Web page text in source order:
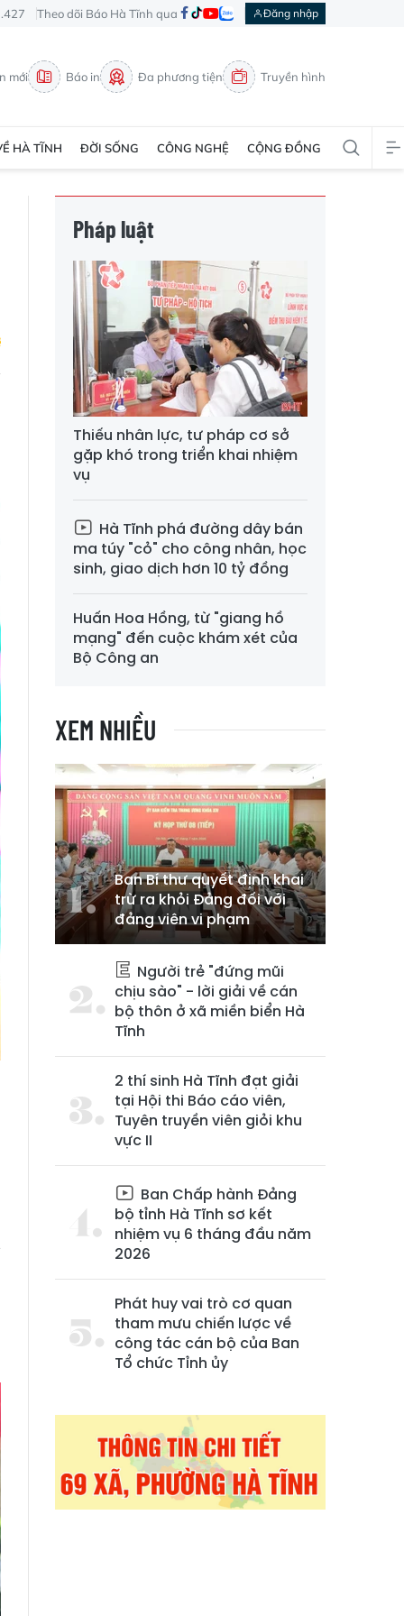
Theo dõi Báo Hà Tĩnh qua Đăng nhập
mới Báo in Đa phương tiện Truyền hình
HÀ TĨNH ĐỜI SỐNG CÔNG NGHỆ CỘNG ĐỒNG
Pháp luật
Thiếu nhân lực, tư pháp cơ sở
gặp khó trong triển khai nhiệm
vụ
Hà Tĩnh phá đường dây bán
ma túy "cỏ" cho công nhân, học
sinh, giao dịch hơn 10 tỷ đồng
Huấn Hoa Hồng, từ "giang hồ
mạng" đến cuộc khám xét của
Bộ Công an
XEM NHIỀU
Ban Bí thư quyết định khai
trừ ra khỏi Đảng đối với
đảng viên vi phạm
Người trẻ "đứng mũi
chịu sào" - lời giải về cán
bộ thôn ở xã miền biển Hà
Tĩnh
2 thí sinh Hà Tĩnh đạt giải
tại Hội thi Báo cáo viên,
Tuyên truyền viên giỏi khu
vực II
Ban Chấp hành Đảng
bộ tỉnh Hà Tĩnh sơ kết
nhiệm vụ 6 tháng đầu năm
2026
Phát huy vai trò cơ quan
tham mưu chiến lược về
công tác cán bộ của Ban
Tổ chức Tỉnh ủy